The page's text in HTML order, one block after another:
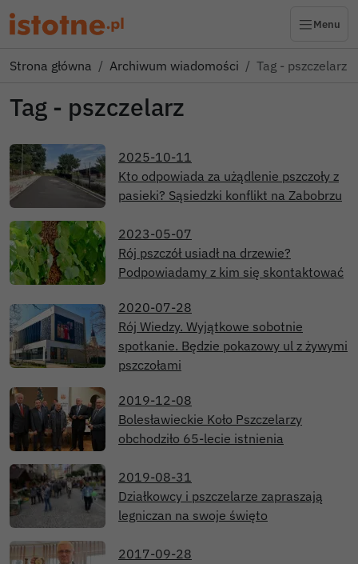
Menu
Strona główna Archiwum wiadomości Tag - pszczelarz
Tag - pszczelarz
2025-10-11
Kto odpowiada za użądlenie pszczoły z
pasieki? Sąsiedzki konflikt na Zabobrzu
2023-05-07
Rój pszczół usiadł na drzewie?
Podpowiadamy z kim się skontaktować
2020-07-28
Rój Wiedzy. Wyjątkowe sobotnie
spotkanie. Będzie pokazowy ul z żywymi
pszczołami
2019-12-08
Bolesławieckie Koło Pszczelarzy
obchodziło 65-lecie istnienia
2019-08-31
Działkowcy i pszczelarze zapraszają
legniczan na swoje święto
2017-09-28